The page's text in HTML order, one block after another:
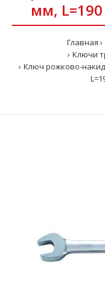
мм, L=190
Главная
Ключи
Ключ рожково-